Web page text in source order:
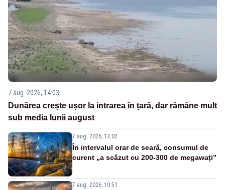
7 aug. 2026, 14:03
Dunărea crește ușor la intrarea în țară, dar rămâne mult
sub media lunii august
7 aug. 2026, 13:02
În intervalul orar de seară, consumul de
curent „a scăzut cu 200-300 de megawați”
7 aug. 2026, 10:51